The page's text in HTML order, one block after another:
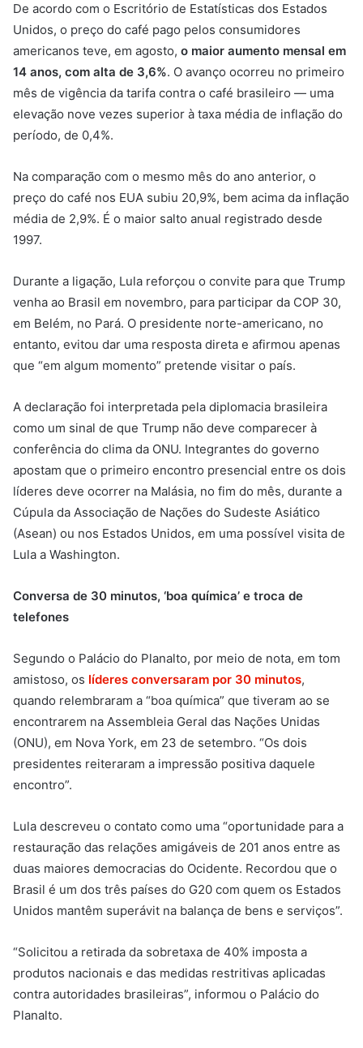
De acordo com o Escritório de Estatísticas dos Estados
Unidos, o preço do café pago pelos consumidores
americanos teve, em agosto, o maior aumento mensal em
14 anos, com alta de 3,6%. O avanço ocorreu no primeiro
mês de vigência da tarifa contra o café brasileiro — uma
elevação nove vezes superior à taxa média de inflação do
período, de 0,4%.
Na comparação com o mesmo mês do ano anterior, o
preço do café nos EUA subiu 20,9%, bem acima da inflação
média de 2,9%. É o maior salto anual registrado desde
1997.
Durante a ligação, Lula reforçou o convite para que Trump
venha ao Brasil em novembro, para participar da COP 30,
em Belém, no Pará. O presidente norte-americano, no
entanto, evitou dar uma resposta direta e afirmou apenas
que “em algum momento” pretende visitar o país.
A declaração foi interpretada pela diplomacia brasileira
como um sinal de que Trump não deve comparecer à
conferência do clima da ONU. Integrantes do governo
apostam que o primeiro encontro presencial entre os dois
líderes deve ocorrer na Malásia, no fim do mês, durante a
Cúpula da Associação de Nações do Sudeste Asiático
(Asean) ou nos Estados Unidos, em uma possível visita de
Lula a Washington.
Conversa de 30 minutos, ‘boa química’ e troca de
telefones
Segundo o Palácio do Planalto, por meio de nota, em tom
amistoso, os líderes conversaram por 30 minutos,
quando relembraram a “boa química” que tiveram ao se
encontrarem na Assembleia Geral das Nações Unidas
(ONU), em Nova York, em 23 de setembro. “Os dois
presidentes reiteraram a impressão positiva daquele
encontro”.
Lula descreveu o contato como uma “oportunidade para a
restauração das relações amigáveis de 201 anos entre as
duas maiores democracias do Ocidente. Recordou que o
Brasil é um dos três países do G20 com quem os Estados
Unidos mantêm superávit na balança de bens e serviços”.
“Solicitou a retirada da sobretaxa de 40% imposta a
produtos nacionais e das medidas restritivas aplicadas
contra autoridades brasileiras”, informou o Palácio do
Planalto.